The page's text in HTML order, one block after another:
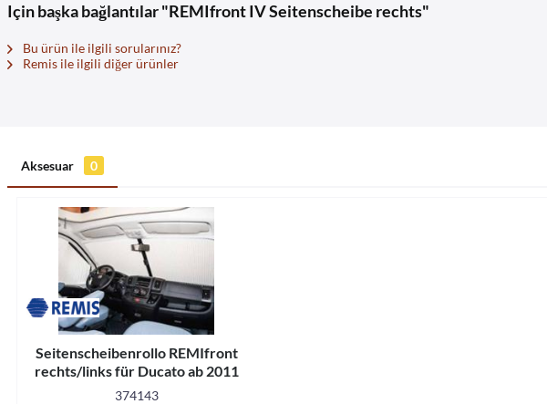
Için başka bağlantılar "REMIfront IV Seitenscheibe rechts"
Bu ürün ile ilgili sorularınız?
Remis ile ilgili diğer ürünler
Aksesuar 0
Seitenscheibenrollo REMIfront
rechts/links für Ducato ab 2011
Beige
374143